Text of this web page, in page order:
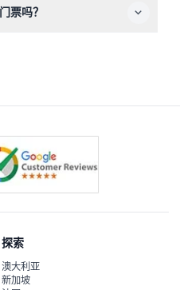
美景。
票吗？
探索
澳大利亚
新加坡